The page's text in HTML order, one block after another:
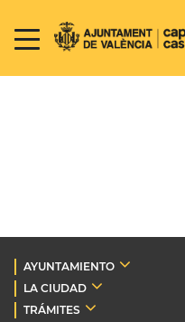
AYUNTAMIENTO
LA CIUDAD
TRÁMITES